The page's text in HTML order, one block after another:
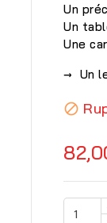
Un
Un
Une
→ Un
